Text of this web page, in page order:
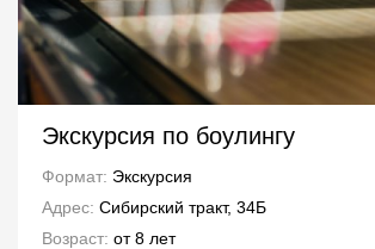
Экскурсия по боулингу
Формат: Экскурсия
Адрес: Сибирский тракт, 34Б
Возраст: от 8 лет